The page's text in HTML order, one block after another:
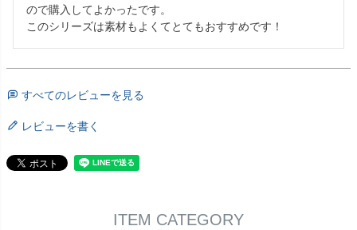
ので購入してよかったです。
すべてのレビューを見る
レビューを書く
ITEM CATEGORY